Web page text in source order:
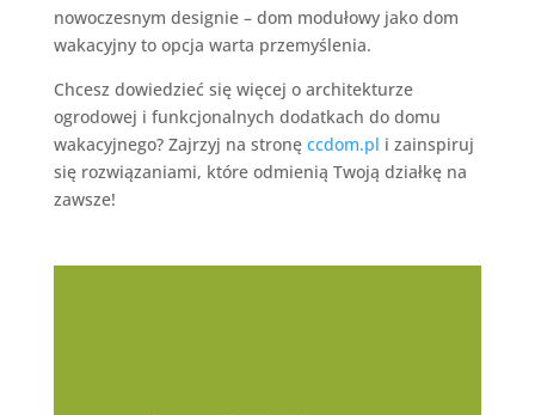
nowoczesnym designie – dom modułowy jako dom
wakacyjny to opcja warta przemyślenia.
Chcesz dowiedzieć się więcej o architekturze
ogrodowej i funkcjonalnych dodatkach do domu
wakacyjnego? Zajrzyj na stronę ccdom.pl i zainspiruj
się rozwiązaniami, które odmienią Twoją działkę na
zawsze!